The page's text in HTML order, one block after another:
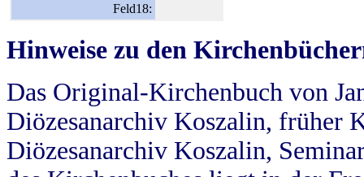
Feld18:
Hinweise zu den
Das Original-Kirchenbuch von
Diözesanarchiv Koszalin, früher
Diözesanarchiv Koszalin,